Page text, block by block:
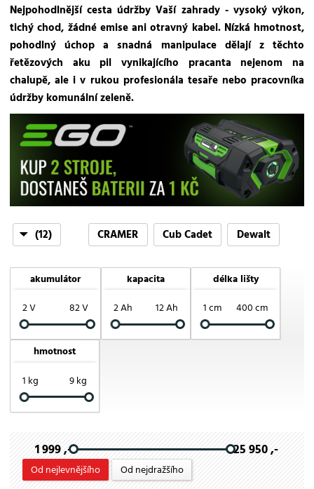
Nejpohodlnější cesta údržby Vaší zahrady - vysoký výkon,
tichý chod, žádné emise ani otravný kabel. Nízká hmotnost,
pohodlný úchop a snadná manipulace dělají z těchto
řetězových aku pil vynikajícího pracanta nejenom na
chalupě, ale i v rukou profesionála tesaře nebo pracovníka
údržby komunální zeleně.
(12) CRAMER Cub Cadet
Dewalt
Riwall PRO
Stiga VERDEMAX VeGA
akumulátor
2 V
82 V
kapacita
2 Ah
12 Ah
délka lišty
1 cm
400 cm
hmotnost
1 kg
9 kg
1 999 ,- 25 950 ,-
Od nejlevnějšího Od nejdražšího